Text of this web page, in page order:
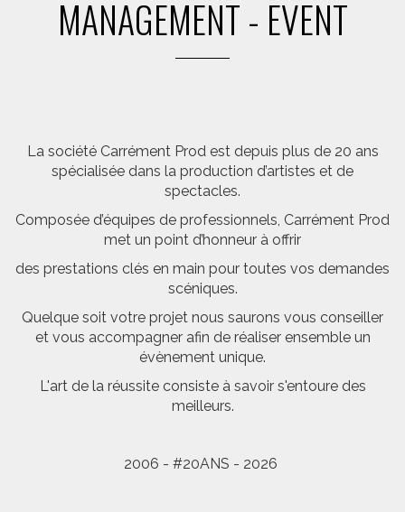
MANAGEMENT - EVENT
La société Carrément Prod est depuis plus de 20 ans
spécialisée dans la production d’artistes et de
spectacles.
Composée d’équipes de professionnels, Carrément Prod
met un point d’honneur à offrir
des prestations clés en main pour toutes vos demandes
scéniques.
Quelque soit votre projet nous saurons vous conseiller
et vous accompagner afin de réaliser ensemble un
évènement unique.
L'art de la réussite consiste à savoir s'entoure des
meilleurs.
2006 - #20ANS - 2026